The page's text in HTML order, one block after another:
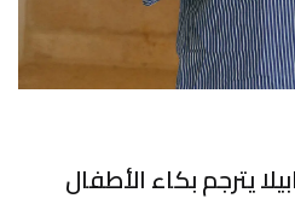
يترجم بكاء الأطفال